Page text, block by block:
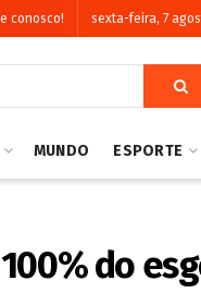
conosco! sexta-feira, 7
MUNDO ESPORTE
do